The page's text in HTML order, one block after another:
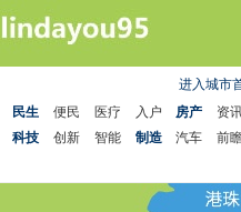
进入城市
民生
便民 医疗 入户 房产 资
科技
创新 智能 制造 汽车 前